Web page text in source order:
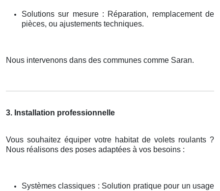
Solutions sur mesure : Réparation, remplacement de
pièces, ou ajustements techniques.
Nous intervenons dans des communes comme Saran.
3. Installation professionnelle
Vous souhaitez équiper votre habitat de volets roulants ?
Nous réalisons des poses adaptées à vos besoins :
Systèmes classiques : Solution pratique pour un usage